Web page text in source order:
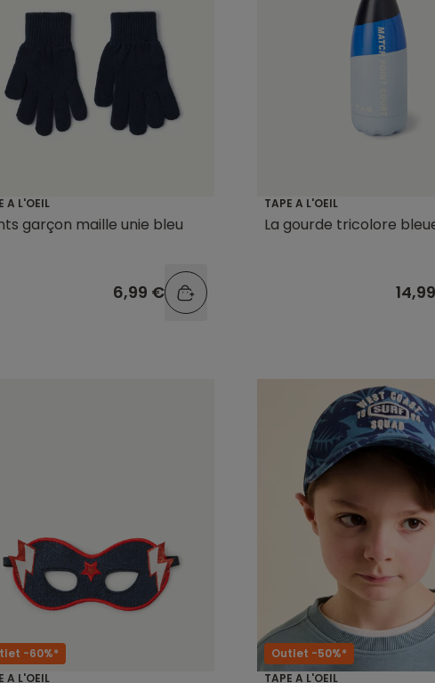
A L'OEIL
garçon maille unie bleu
6,99 €
TAPE A L'OEIL
La gourde tricolore
-60%*
A L'OEIL
Outlet -50%*
TAPE A L'OEIL